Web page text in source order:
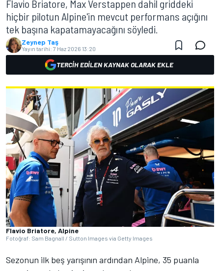
Flavio Briatore, Max Verstappen dahil griddeki
hiçbir pilotun Alpine'in mevcut performans açığını
tek başına kapatamayacağını söyledi.
Zeynep Taş
Yayın tarihi: 7 Haz 2026 13:20
TERCIH EDILEN KAYNAK OLARAK EKLE
Flavio Briatore, Alpine
Fotoğraf: Sam Bagnall / Sutton Images via Getty Images
Sezonun ilk beş yarışının ardından Alpine, 35 puanla